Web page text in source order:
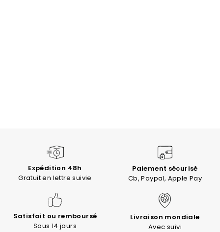
Expédition 48h
Gratuit en lettre suivie
Paiement sécurisé
Cb, Paypal, Apple Pay
Satisfait ou remboursé
Sous 14 jours
Livraison mondiale
Avec suivi